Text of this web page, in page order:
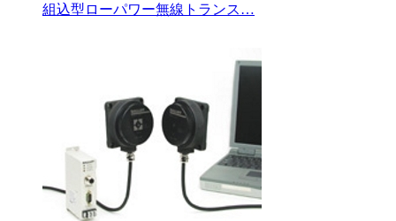
組込型ローパワー無線トランス…